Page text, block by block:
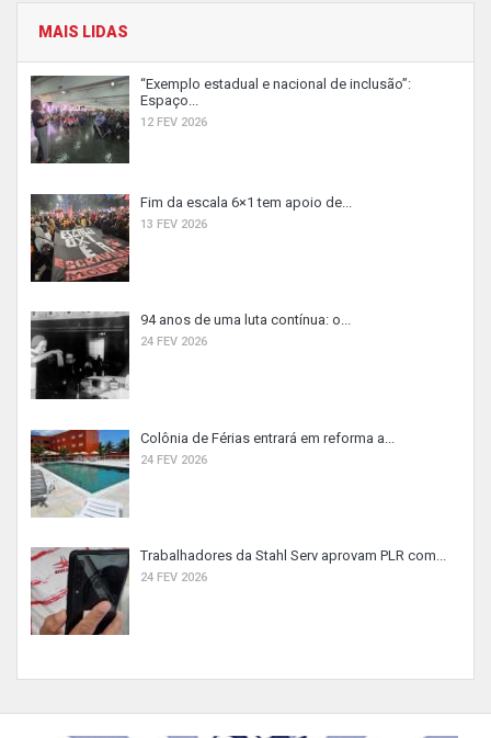
MAIS LIDAS
“Exemplo estadual e nacional de inclusão”:
Espaço...
12 FEV 2026
Fim da escala 6×1 tem apoio de...
13 FEV 2026
94 anos de uma luta contínua: o...
24 FEV 2026
Colônia de Férias entrará em reforma a...
24 FEV 2026
Trabalhadores da Stahl Serv aprovam PLR com...
24 FEV 2026